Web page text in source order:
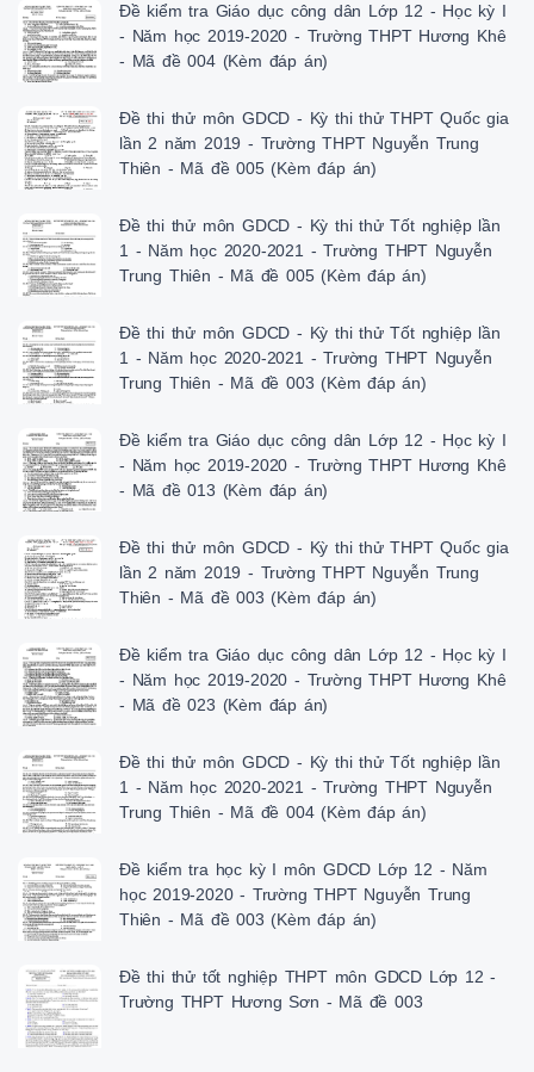
Đề kiểm tra Giáo dục công dân Lớp 12 - Học kỳ I
- Năm học 2019-2020 - Trường THPT Hương Khê
- Mã đề 004 (Kèm đáp án)
Đề thi thử môn GDCD - Kỳ thi thử THPT Quốc gia
lần 2 năm 2019 - Trường THPT Nguyễn Trung
Thiên - Mã đề 005 (Kèm đáp án)
Đề thi thử môn GDCD - Kỳ thi thử Tốt nghiệp lần
1 - Năm học 2020-2021 - Trường THPT Nguyễn
Trung Thiên - Mã đề 005 (Kèm đáp án)
Đề thi thử môn GDCD - Kỳ thi thử Tốt nghiệp lần
1 - Năm học 2020-2021 - Trường THPT Nguyễn
Trung Thiên - Mã đề 003 (Kèm đáp án)
Đề kiểm tra Giáo dục công dân Lớp 12 - Học kỳ I
- Năm học 2019-2020 - Trường THPT Hương Khê
- Mã đề 013 (Kèm đáp án)
Đề thi thử môn GDCD - Kỳ thi thử THPT Quốc gia
lần 2 năm 2019 - Trường THPT Nguyễn Trung
Thiên - Mã đề 003 (Kèm đáp án)
Đề kiểm tra Giáo dục công dân Lớp 12 - Học kỳ I
- Năm học 2019-2020 - Trường THPT Hương Khê
- Mã đề 023 (Kèm đáp án)
Đề thi thử môn GDCD - Kỳ thi thử Tốt nghiệp lần
1 - Năm học 2020-2021 - Trường THPT Nguyễn
Trung Thiên - Mã đề 004 (Kèm đáp án)
Đề kiểm tra học kỳ I môn GDCD Lớp 12 - Năm
học 2019-2020 - Trường THPT Nguyễn Trung
Thiên - Mã đề 003 (Kèm đáp án)
Đề thi thử tốt nghiệp THPT môn GDCD Lớp 12 -
Trường THPT Hương Sơn - Mã đề 003